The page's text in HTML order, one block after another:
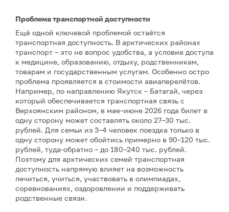
Проблема транспортной доступности
Ещё одной ключевой проблемой остаётся
транспортная доступность. В арктических районах
транспорт – это не вопрос удобства, а условие доступа
к медицине, образованию, отдыху, родственникам,
товарам и государственным услугам. Особенно остро
проблема проявляется в стоимости авиаперелётов.
Например, по направлению Якутск – Батагай, через
который обеспечивается транспортная связь с
Верхоянским районом, в мае–июне 2026 года билет в
одну сторону может составлять около 27–30 тыс.
рублей. Для семьи из 3–4 человек поездка только в
одну сторону может обойтись примерно в 90–120 тыс.
рублей, туда-обратно – до 180–240 тыс. рублей.
Поэтому для арктических семей транспортная
доступность напрямую влияет на возможность
лечиться, учиться, участвовать в олимпиадах,
соревнованиях, оздоровлении и поддерживать
родственные связи.